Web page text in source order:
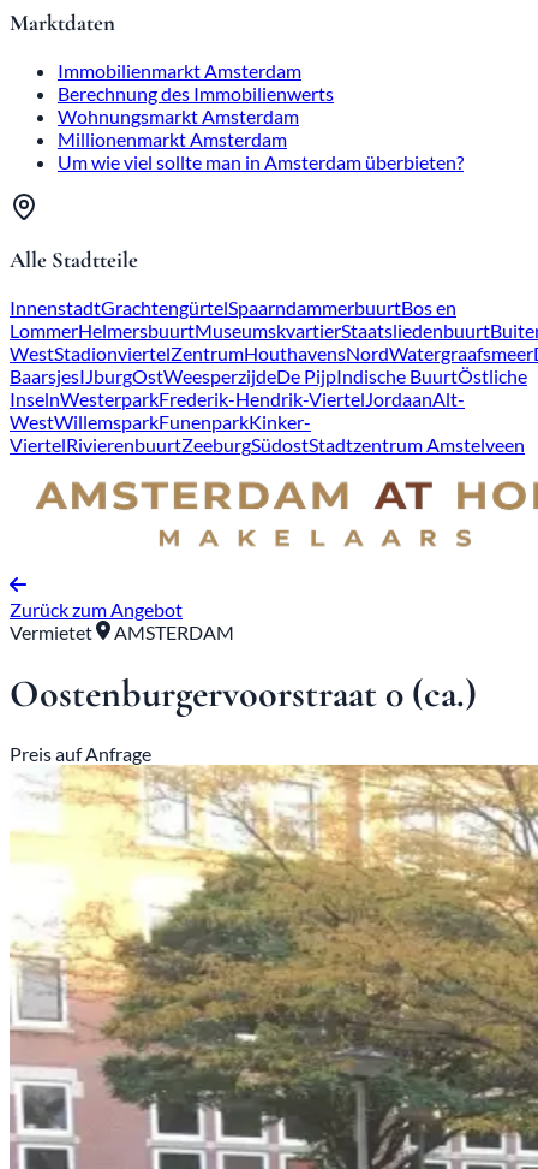
Marktdaten
Immobilienmarkt Amsterdam
Berechnung des Immobilienwerts
Wohnungsmarkt Amsterdam
Millionenmarkt Amsterdam
Um wie viel sollte man in Amsterdam überbieten?
Alle Stadtteile
InnenstadtGrachtengürtelSpaarndammerbuurtBos en
LommerHelmersbuurtMuseumskvartierStaatsliedenbuurt
WestStadionviertelZentrumHouthavensNordWatergraafsmeer
BaarsjesIJburgOstWeesperzijdeDe PijpIndische BuurtÖstliche
InselnWesterparkFrederik-Hendrik-ViertelJordaanAlt-
WestWillemsparkFunenparkKinker-
ViertelRivierenbuurtZeeburgSüdostStadtzentrum Amstelveen
Zurück zum Angebot
Vermietet
AMSTERDAM
Oostenburgervoorstraat 0 (ca.)
Preis auf Anfrage